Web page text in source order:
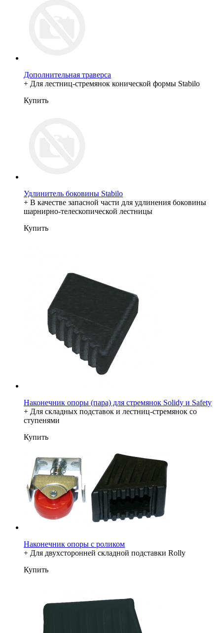
Дополнительная траверса
+ Для лестниц-стремянок конической формы Stabilo
Купить
Удлинитель боковины Stabilo
+ В качестве запасной части для удлинения боковины
шарнирно-телескопической лестницы
Купить
Наконечник опоры (пара) для стремянок Solidy и Safety
+ Для складных подставок и лестниц-стремянок со
ступенями
Купить
Наконечник опоры с роликом
+ Для двухсторонней складной подставки Rolly
Купить